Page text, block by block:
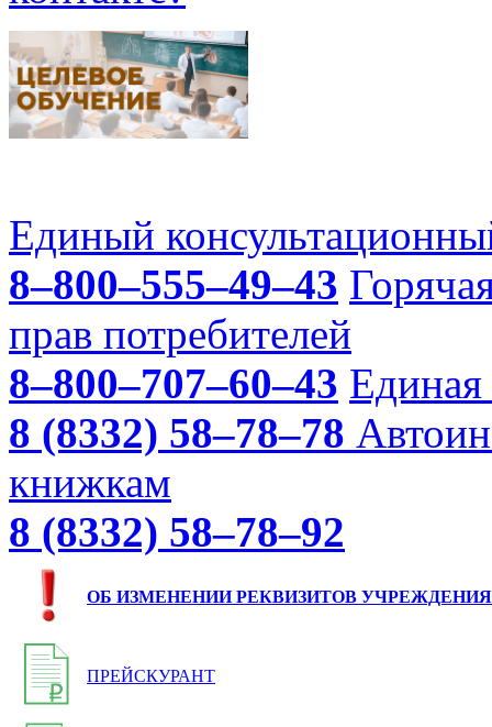
Единый
8–800–555–49–43
прав потребителей
8–800–707–60–43 Единая
8 (8332) 58–78–78
книжкам
8 (8332) 58–78–92
ОБ ИЗМЕНЕНИИ РЕКВИЗИТОВ УЧРЕЖДЕНИЯ
ПРЕЙСКУРАНТ